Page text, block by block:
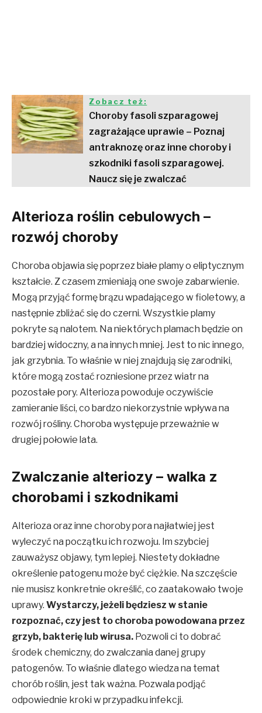
Zobacz też:
Choroby fasoli szparagowej
zagrażające uprawie – Poznaj
antraknozę oraz inne choroby i
szkodniki fasoli szparagowej.
Naucz się je zwalczać
Alterioza roślin cebulowych –
rozwój choroby
Choroba objawia się poprzez białe plamy o eliptycznym
kształcie. Z czasem zmieniają one swoje zabarwienie.
Mogą przyjąć formę brązu wpadającego w fioletowy, a
następnie zbliżać się do czerni. Wszystkie plamy
pokryte są nalotem. Na niektórych plamach będzie on
bardziej widoczny, a na innych mniej. Jest to nic innego,
jak grzybnia. To właśnie w niej znajdują się zarodniki,
które mogą zostać rozniesione przez wiatr na
pozostałe pory. Alterioza powoduje oczywiście
zamieranie liści, co bardzo niekorzystnie wpływa na
rozwój rośliny. Choroba występuje przeważnie w
drugiej połowie lata.
Zwalczanie alteriozy – walka z
chorobami i szkodnikami
Alterioza oraz inne choroby pora najłatwiej jest
wyleczyć na początku ich rozwoju. Im szybciej
zauważysz objawy, tym lepiej. Niestety dokładne
określenie patogenu może być ciężkie. Na szczęście
nie musisz konkretnie określić, co zaatakowało twoje
uprawy. Wystarczy, jeżeli będziesz w stanie
rozpoznać, czy jest to choroba powodowana przez
grzyb, bakterię lub wirusa. Pozwoli ci to dobrać
środek chemiczny, do zwalczania danej grupy
patogenów. To właśnie dlatego wiedza na temat
chorób roślin, jest tak ważna. Pozwala podjąć
odpowiednie kroki w przypadku infekcji.